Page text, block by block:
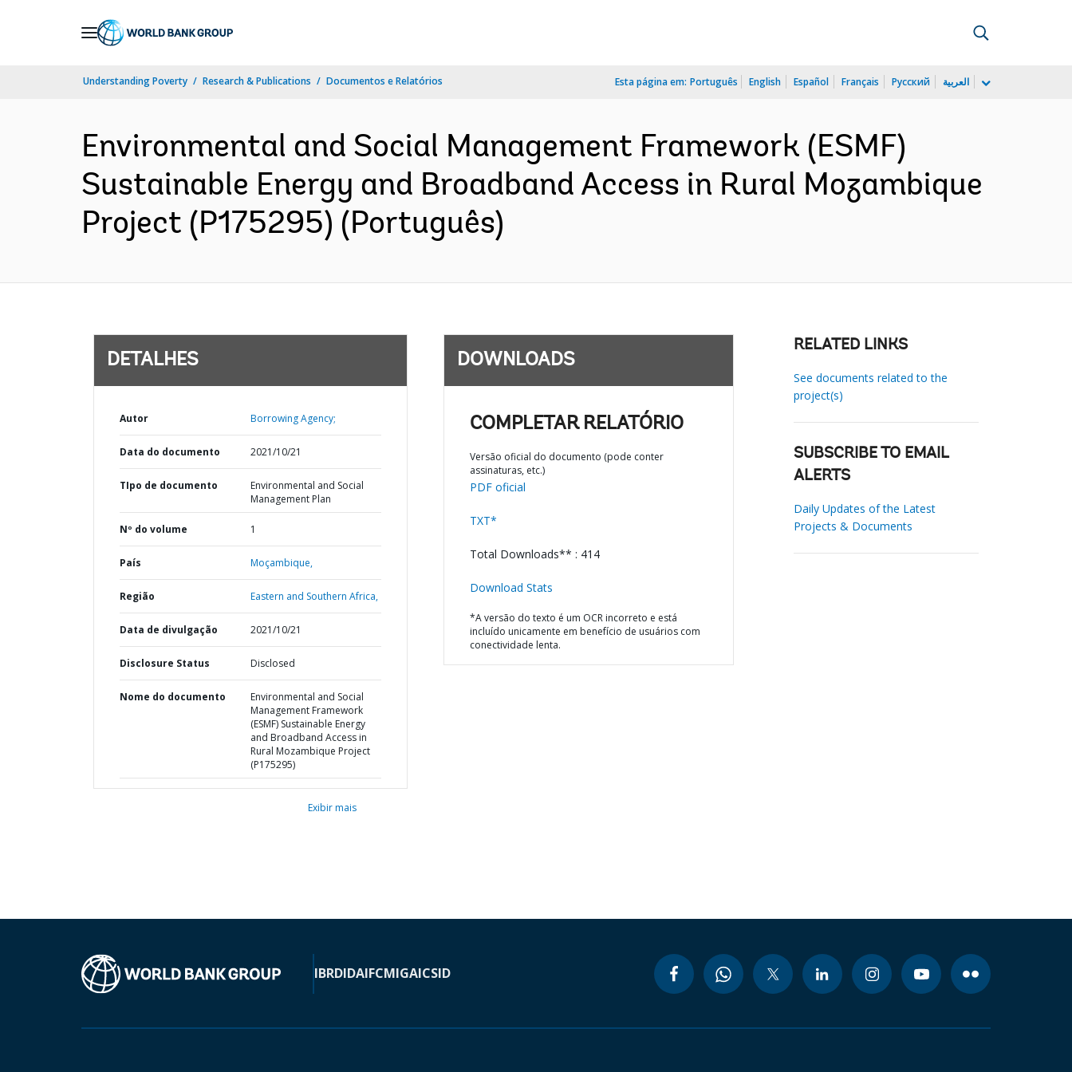
Understanding Poverty Research & Publications Documentos e Relatórios Esta página em: Português English Español Français Русский العربية
Environmental and Social Management Framework (ESMF)
Sustainable Energy and Broadband Access in Rural Mozambique
Project (P175295) (Português)
DETALHES
Autor Borrowing Agency;
Data do documento 2021/10/21
TIpo de documento
Environmental and Social
Management Plan
Nº do volume 1
País Moçambique,
Região Eastern and Southern Africa,
Data de divulgação 2021/10/21
Disclosure Status Disclosed
Nome do documento
Environmental and Social
Management Framework
(ESMF) Sustainable Energy
and Broadband Access in
Rural Mozambique Project
(P175295)
Exibir mais
DOWNLOADS
COMPLETAR RELATÓRIO
Versão oficial do documento (pode conter
assinaturas, etc.)
PDF oficial
TXT*
Total Downloads** : 414
Download Stats
*A versão do texto é um OCR incorreto e está
incluído unicamente em benefício de usuários com
conectividade lenta.
RELATED LINKS
See documents related to the
project(s)
SUBSCRIBE TO EMAIL
ALERTS
Daily Updates of the Latest
Projects & Documents
IBRDIDAIFCMIGAICSID